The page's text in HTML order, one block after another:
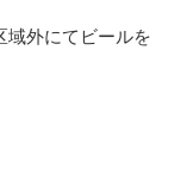
域外にてビールを